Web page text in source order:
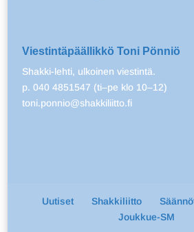
Viestintäpäällikkö Toni Pönniö
Shakki-lehti, ulkoinen viestintä.
p. 040 4851547 (ti–pe klo 10–12)
toni.ponnio@shakkiliitto.fi
Uutiset Shakkiliitto
Joukkue-SM